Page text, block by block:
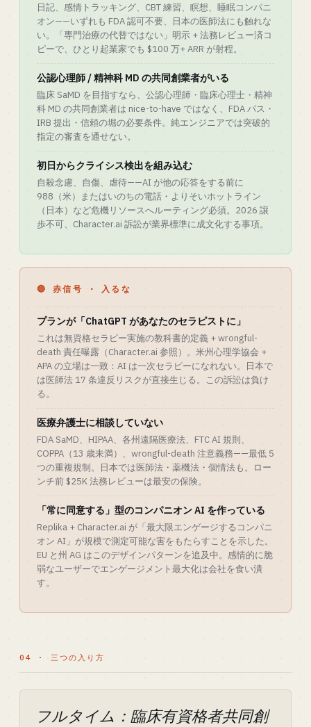
日記、感情トラッキング、CBT 練習、瞑想、睡眠コンパニ
オン——いずれも FDA 認可不要、日本の医師法にも触れな
い。「専門治療の代替ではない」明示 + 法務レビュー済コ
ピーで、ひとり起業家でも $100 万+ ARR が射程。
公認心理師 / 精神科 MD の共同創業者がいる
臨床 SaMD を目指すなら、公認心理師・臨床心理士・精神
科 MD の共同創業者は nice-to-have ではなく、FDA パス・
IRB 提出・信頼の堀の必要条件。純エンジニアでは突破的
指定の審査を通せない。
初日からクライシス検出を組み込む
自殺念慮、自傷、虐待——AI が他の応答をする前に
988（米）またはいのちの電話・よりそいホットライン
（日本）など危機リソースへルーティング必須。2026 譲
歩不可、Character.ai 訴訟が業界標準に成文化する事項。
🔴 赤信号 · 入るな
プランが「ChatGPT があなたのセラピストに」
これは無資格セラピー実施の教科書的定義 + wrongful-
death 責任曝露（Character.ai 参照）。米州心理学協会 +
APA の立場は一致：AI は一次セラピーになれない。日本で
は医師法 17 条違反リスクが直接生じる。この訴訟は負け
る。
医療弁護士に相談していない
FDA SaMD、HIPAA、各州遠隔医療法、FTC AI 規則、
COPPA（13 歳未満）、wrongful-death 注意義務——最低 5
つの重複規制。日本では医師法・薬機法・個情法も。ロー
ンチ前 $25K 法務レビューは最安の保険。
「常に同意する」型のコンパニオン AI を作っている
Replika + Character.ai が「最大限エンゲージするコンパニ
オン AI」が規模で測定可能な害をもたらすことを示した。
EU と州 AG はこのデザインパターンを追及中。感情的に脆
弱なユーザーでエンゲージメント最大化は会社を食い潰
す。
04 · 三つの入り方
フルタイム：臨床有資格者共同創